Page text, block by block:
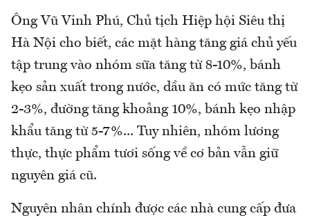
Ông Vũ Vinh Phú, Chủ tịch Hiệp hội Siêu thị
Hà Nội cho biết, các mặt hàng tăng giá chủ yếu
tập trung vào nhóm sữa tăng từ 8-10%, bánh
kẹo sản xuất trong nước, dầu ăn có mức tăng từ
2-3%, đường tăng khoảng 10%, bánh kẹo nhập
khẩu tăng từ 5-7%... Tuy nhiên, nhóm lương
thực, thực phẩm tươi sống về cơ bản vẫn giữ
nguyên giá cũ.
Nguyên nhân chính được các nhà cung cấp đưa